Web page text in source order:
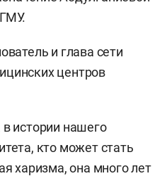
и глава сети
центров
истории нашего
кто может стать
харизма, она много лет